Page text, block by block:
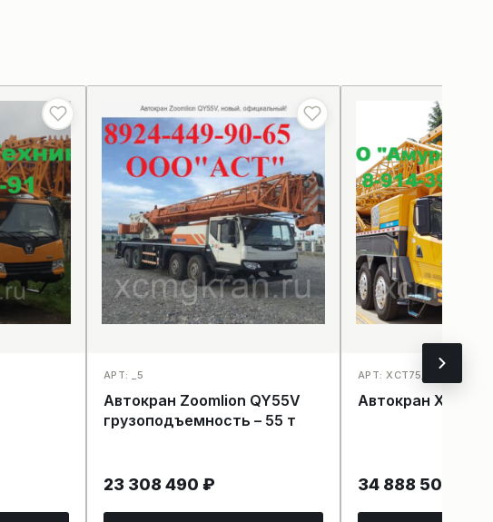
АРТ: _5
Автокран Zoomlion QY55V
грузоподъемность – 55 т
23 308 490 ₽
АРТ: XCT75_S_12
Автокран
34 888 504